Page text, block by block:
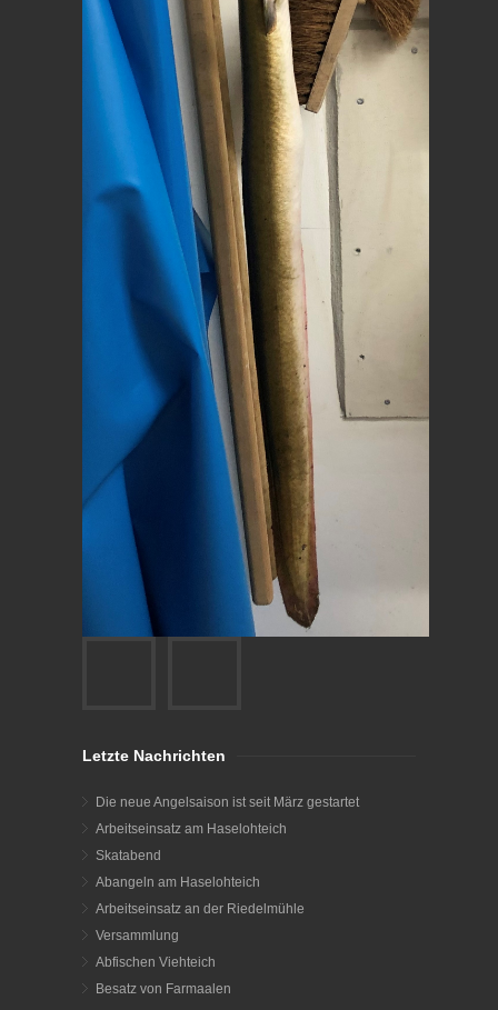
Letzte Nachrichten
Die neue Angelsaison ist seit März gestartet
Arbeitseinsatz am Haselohteich
Skatabend
Abangeln am Haselohteich
Arbeitseinsatz an der Riedelmühle
Versammlung
Abfischen Viehteich
Besatz von Farmaalen